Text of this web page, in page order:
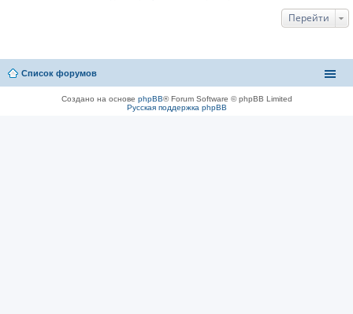
Перейти
Список форумов
Создано на основе phpBB® Forum Software © phpBB Limited
Русская поддержка phpBB